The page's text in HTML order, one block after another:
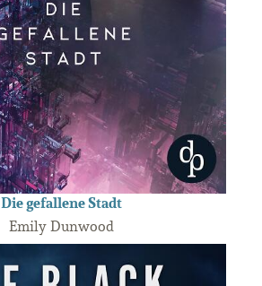
Die gefallene Stadt
Emily Dunwood